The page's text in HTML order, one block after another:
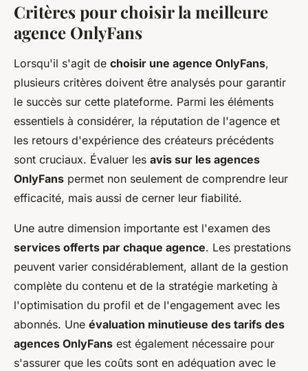
Critères pour choisir la meilleure
agence OnlyFans
Lorsqu'il s'agit de choisir une agence OnlyFans,
plusieurs critères doivent être analysés pour garantir
le succès sur cette plateforme. Parmi les éléments
essentiels à considérer, la réputation de l'agence et
les retours d'expérience des créateurs précédents
sont cruciaux. Évaluer les avis sur les agences
OnlyFans permet non seulement de comprendre leur
efficacité, mais aussi de cerner leur fiabilité.
Une autre dimension importante est l'examen des
services offerts par chaque agence. Les prestations
peuvent varier considérablement, allant de la gestion
complète du contenu et de la stratégie marketing à
l'optimisation du profil et de l'engagement avec les
abonnés. Une évaluation minutieuse des tarifs des
agences OnlyFans est également nécessaire pour
s'assurer que les coûts sont en adéquation avec le